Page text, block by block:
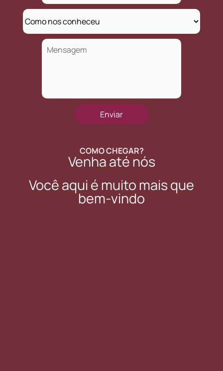
COMO CHEGAR?
Venha até nós
Você aqui é muito mais que
bem-vindo